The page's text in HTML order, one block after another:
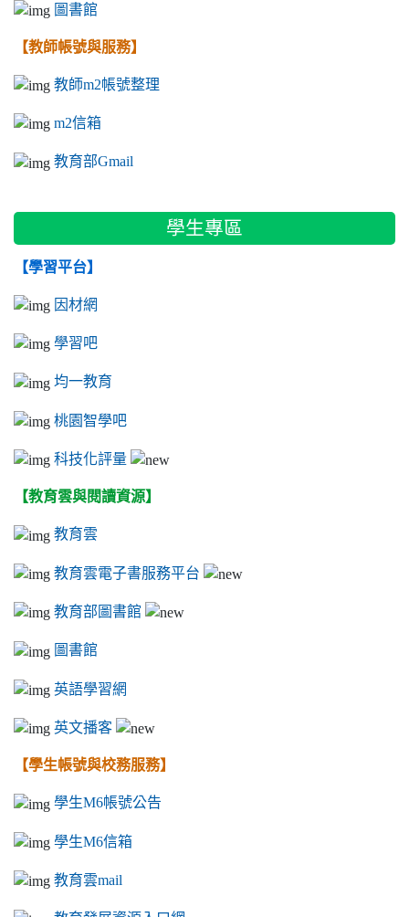
圖書館
【教師帳號與服務】
教師m2帳號整理
m2信箱
教育部Gmail
學生專區
【學習平台】
因材網
學習吧
均一教育
桃園智學吧
科技化評量
【教育雲與閱讀資源】
教育雲
教育雲電子書服務平台
教育部圖書館
圖書館
英語學習網
英文播客
【學生帳號與校務服務】
學生M6帳號公告
學生M6信箱
教育雲mail